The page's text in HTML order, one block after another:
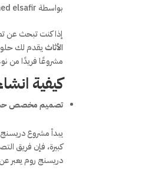
بواسطة elsafir
إذا كنت تبحث عن
الأثاثيقدم لك
مشروعًا فريدًا من
كيفية
تصميم مخصص
يبدأ مشروع
كبيرة، فإن فريق
دريسنج روم يعبر